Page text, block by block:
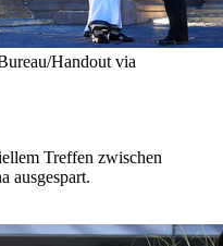
Handout via
Treffen zwischen
ausgespart.